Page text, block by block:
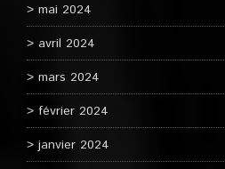
mai 2024
avril 2024
mars 2024
février 2024
janvier 2024